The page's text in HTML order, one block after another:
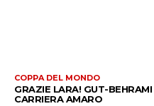
COPPA DEL MONDO
GRAZIE LARA! GUT-
CARRIERA AMARO